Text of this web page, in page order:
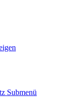
Submenü